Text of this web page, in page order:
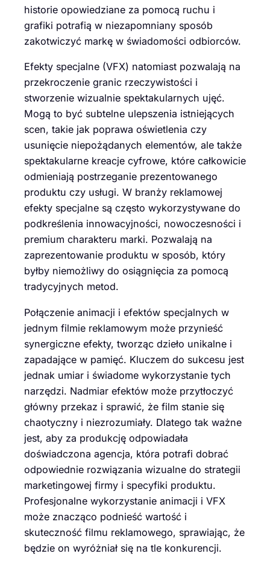
historie opowiedziane za pomocą ruchu i
grafiki potrafią w niezapomniany sposób
zakotwiczyć markę w świadomości odbiorców.
Efekty specjalne (VFX) natomiast pozwalają na
przekroczenie granic rzeczywistości i
stworzenie wizualnie spektakularnych ujęć.
Mogą to być subtelne ulepszenia istniejących
scen, takie jak poprawa oświetlenia czy
usunięcie niepożądanych elementów, ale także
spektakularne kreacje cyfrowe, które całkowicie
odmieniają postrzeganie prezentowanego
produktu czy usługi. W branży reklamowej
efekty specjalne są często wykorzystywane do
podkreślenia innowacyjności, nowoczesności i
premium charakteru marki. Pozwalają na
zaprezentowanie produktu w sposób, który
byłby niemożliwy do osiągnięcia za pomocą
tradycyjnych metod.
Połączenie animacji i efektów specjalnych w
jednym filmie reklamowym może przynieść
synergiczne efekty, tworząc dzieło unikalne i
zapadające w pamięć. Kluczem do sukcesu jest
jednak umiar i świadome wykorzystanie tych
narzędzi. Nadmiar efektów może przytłoczyć
główny przekaz i sprawić, że film stanie się
chaotyczny i niezrozumiały. Dlatego tak ważne
jest, aby za produkcję odpowiadała
doświadczona agencja, która potrafi dobrać
odpowiednie rozwiązania wizualne do strategii
marketingowej firmy i specyfiki produktu.
Profesjonalne wykorzystanie animacji i VFX
może znacząco podnieść wartość i
skuteczność filmu reklamowego, sprawiając, że
będzie on wyróżniał się na tle konkurencji.